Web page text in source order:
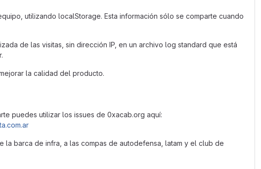
utilizando localStorage. Esta información sólo se comparte cuando
de las visitas, sin dirección IP, en un archivo log standard que está
la calidad del producto.
puedes utilizar los issues de 0xacab.org aquí:
la barca de infra, a las compas de autodefensa, latam y el club de